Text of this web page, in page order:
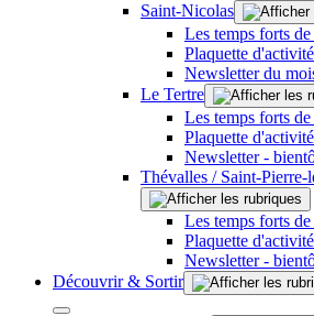
Saint-Nicolas
Les temps forts
Plaquette
Newsletter du
Le Tertre
Les temps forts
Plaquette
Newsletter -
Thévalles / Saint-Pierre-
Les temps forts
Plaquette
Newsletter -
Découvrir & Sortir